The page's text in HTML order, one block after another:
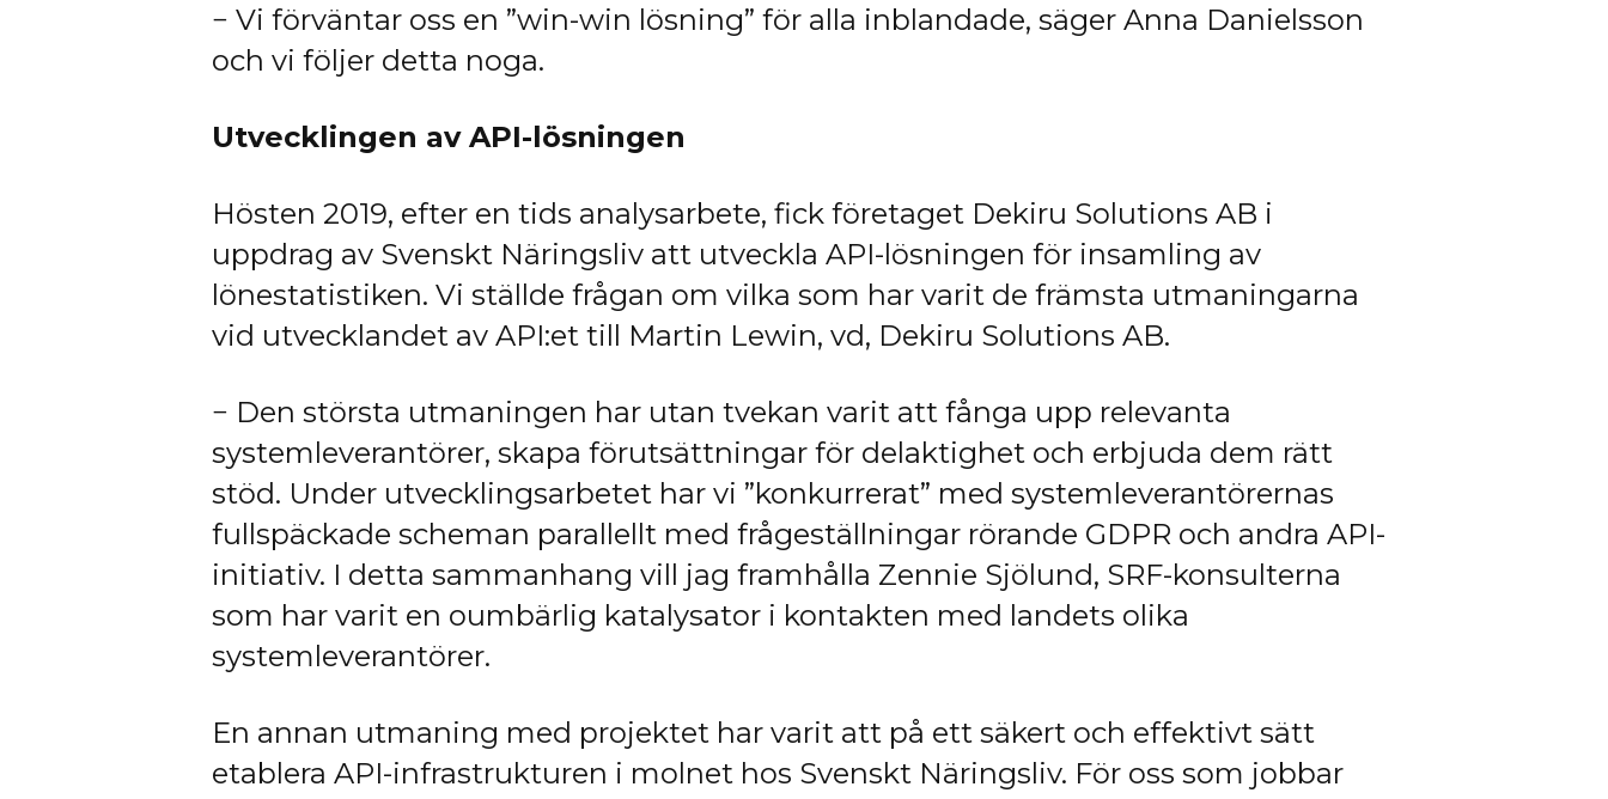
− Vi förväntar oss en ”win-win lösning” för alla inblandade, säger Anna Danielsson
och vi följer detta noga.
Utvecklingen av API-lösningen
Hösten 2019, efter en tids analysarbete, fick företaget Dekiru Solutions AB i
uppdrag av Svenskt Näringsliv att utveckla API-lösningen för insamling av
lönestatistiken. Vi ställde frågan om vilka som har varit de främsta utmaningarna
vid utvecklandet av API:et till Martin Lewin, vd, Dekiru Solutions AB.
− Den största utmaningen har utan tvekan varit att fånga upp relevanta
systemleverantörer, skapa förutsättningar för delaktighet och erbjuda dem rätt
stöd. Under utvecklingsarbetet har vi ”konkurrerat” med systemleverantörernas
fullspäckade scheman parallellt med frågeställningar rörande GDPR och andra API-
initiativ. I detta sammanhang vill jag framhålla Zennie Sjölund, SRF-konsulterna
som har varit en oumbärlig katalysator i kontakten med landets olika
systemleverantörer.
En annan utmaning med projektet har varit att på ett säkert och effektivt sätt
etablera API-infrastrukturen i molnet hos Svenskt Näringsliv. För oss som jobbar